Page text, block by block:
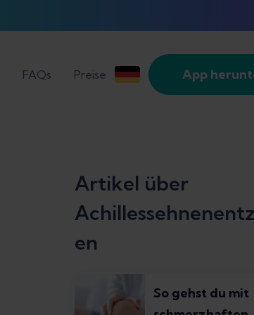
FAQs Preise App
Artikel über
en
So gehst du mit